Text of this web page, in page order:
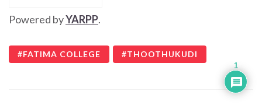
Powered byYARPP.
FATIMA COLLEGE THOOTHUKUDI
1